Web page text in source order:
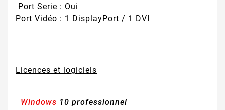
Port Serie : Oui
Port Vidéo : 1 DisplayPort / 1 DVI
Licences et logiciels
Windows 10 professionnel